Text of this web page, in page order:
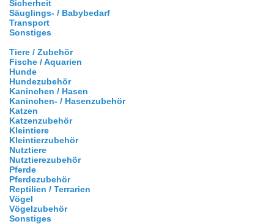
Sicherheit
Säuglings- / Babybedarf
Transport
Sonstiges
Tiere / Zubehör
Fische / Aquarien
Hunde
Hundezubehör
Kaninchen / Hasen
Kaninchen- / Hasenzubehör
Katzen
Katzenzubehör
Kleintiere
Kleintierzubehör
Nutztiere
Nutztierezubehör
Pferde
Pferdezubehör
Reptilien / Terrarien
Vögel
Vögelzubehör
Sonstiges